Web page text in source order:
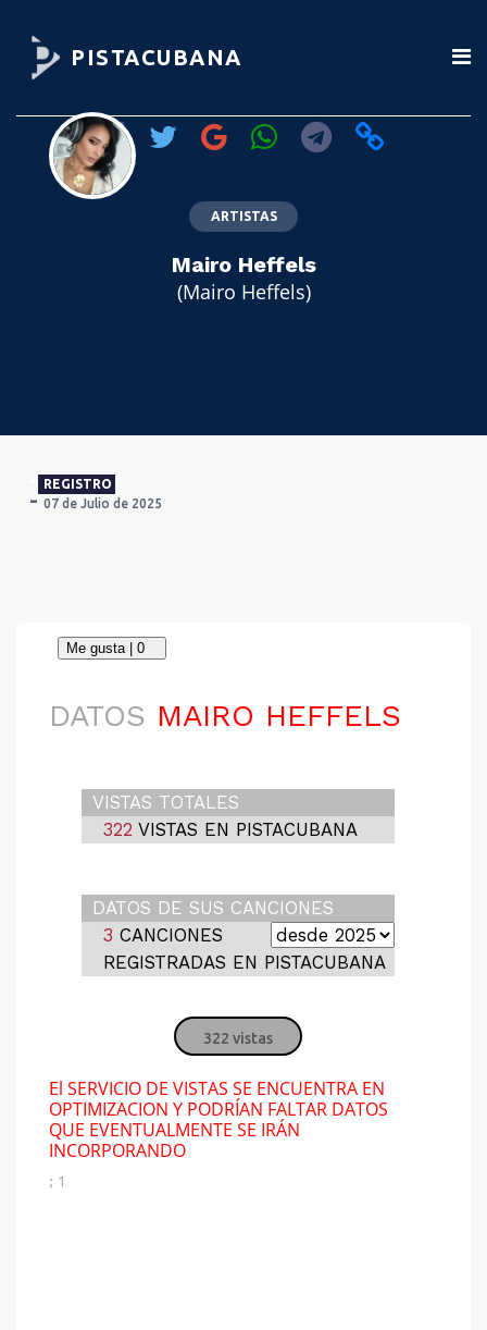
PISTACUBANA
ARTISTAS
Mairo Heffels
(Mairo Heffels)
REGISTRO
07 de Julio de 2025
DATOS MAIRO HEFFELS
VISTAS TOTALES
322 VISTAS EN PISTACUBANA
DATOS DE SUS CANCIONES
3 CANCIONES
REGISTRADAS EN PISTACUBANA
322 vistas
El SERVICIO DE VISTAS SE ENCUENTRA EN
OPTIMIZACION Y PODRÍAN FALTAR DATOS
QUE EVENTUALMENTE SE IRÁN
INCORPORANDO
; 1